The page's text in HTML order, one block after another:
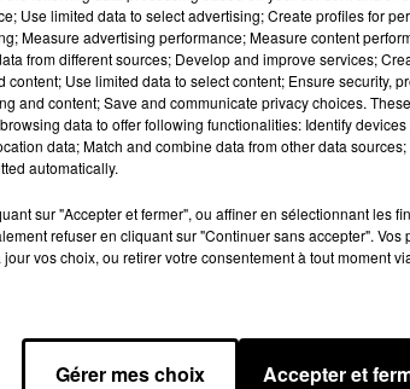
Use limited data to select advertising; Create profiles for
Measure advertising performance; Measure content
from different sources; Develop and improve services;
Use limited data to select content; Ensure security,
and content; Save and communicate privacy choices.
data to offer following functionalities: Identify
data; Match and combine data from other data
automatically.
sur "Accepter et fermer", ou affiner en sélectionnant les
refuser en cliquant sur "Continuer sans accepter".
vos choix, ou retirer votre consentement à tout moment
Gérer mes choix Accepter et